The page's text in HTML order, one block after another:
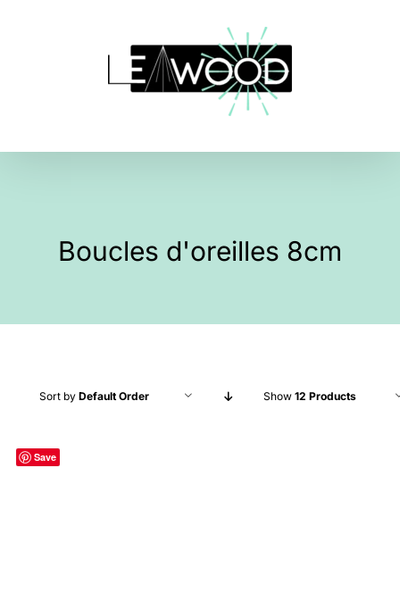
Boucles d'oreilles 8cm
Sort by Default Order Show 12 Products
Save